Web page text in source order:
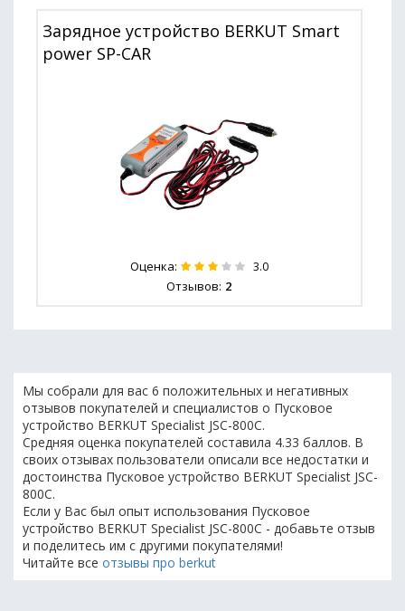
Зарядное устройство BERKUT Smart
power SP-CAR
Оценка: 3.0
Отзывов: 2
Мы собрали для вас 6 положительных и негативных
отзывов покупателей и специалистов о Пусковое
устройство BERKUT Specialist JSC-800C.
Средняя оценка покупателей составила 4.33 баллов. В
своих отзывах пользователи описали все недостатки и
достоинства Пусковое устройство BERKUT Specialist JSC-
800C.
Если у Вас был опыт использования Пусковое
устройство BERKUT Specialist JSC-800C - добавьте отзыв
и поделитесь им с другими покупателями!
Читайте все отзывы про berkut